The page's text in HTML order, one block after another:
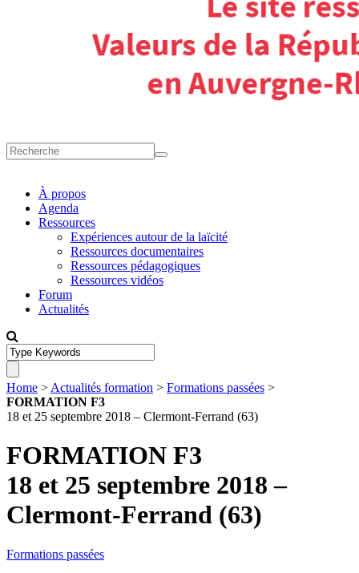
À propos
Agenda
Ressources
Expériences autour de la laïcité
Ressources documentaires
Ressources pédagogiques
Ressources vidéos
Forum
Actualités
Home > Actualités formation > Formations passées >
FORMATION F3
18 et 25 septembre 2018 – Clermont-Ferrand (63)
FORMATION F3
18 et 25 septembre 2018 –
Clermont-Ferrand (63)
Formations passées